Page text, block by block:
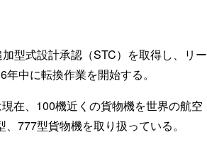
型式設計承認（STC）を取得し、リー
中に転換作業を開始する。
在、100機近くの貨物機を世界の航空
777型貨物機を取り扱っている。